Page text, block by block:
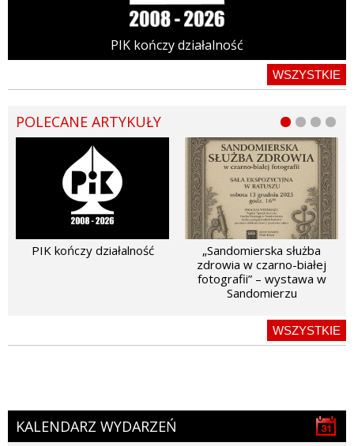
PIK kończy działalność
WSZYSTKIE
POLECANE ARTYKUŁY
PIK kończy działalność
„Sandomierska służba
zdrowia w czarno-białej
fotografii” – wystawa w
Sandomierzu
WSZYSTKIE
KALENDARZ WYDARZEŃ